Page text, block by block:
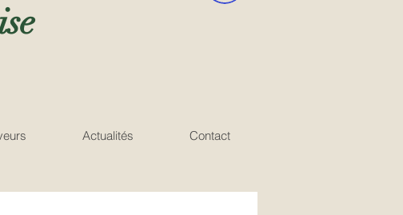
Actualités Contact